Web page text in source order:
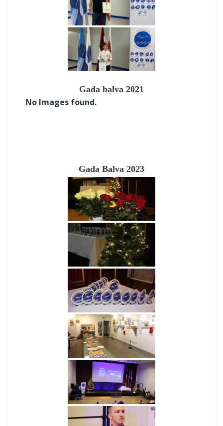
Gada balva 2021
No Images found.
Gada Balva 2023